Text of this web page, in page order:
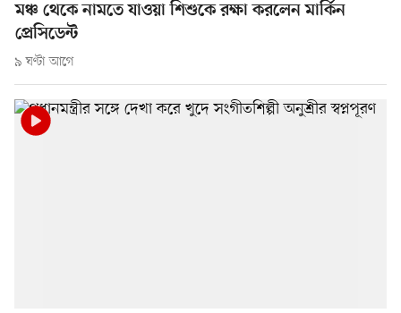
মঞ্চ থেকে নামতে যাওয়া শিশুকে রক্ষা করলেন মার্কিন
প্রেসিডেন্ট
৯ ঘণ্টা আগে